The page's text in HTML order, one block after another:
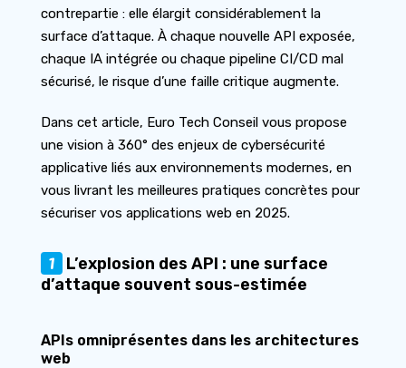
contrepartie : elle élargit considérablement la
surface d’attaque. À chaque nouvelle API exposée,
chaque IA intégrée ou chaque pipeline CI/CD mal
sécurisé, le risque d’une faille critique augmente.
Dans cet article, Euro Tech Conseil vous propose
une vision à 360° des enjeux de cybersécurité
applicative liés aux environnements modernes, en
vous livrant les meilleures pratiques concrètes pour
sécuriser vos applications web en 2025.
1
L’explosion des API : une surface
d’attaque souvent sous-estimée
APIs omniprésentes dans les architectures
web